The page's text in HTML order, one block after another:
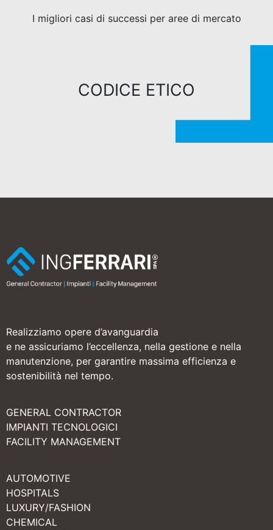
I migliori casi di successi per aree di mercato
CODICE ETICO
Realizziamo opere d’avanguardia
e ne assicuriamo l’eccellenza, nella gestione e nella
manutenzione, per garantire massima efficienza e
sostenibilità nel tempo.
GENERAL CONTRACTOR
IMPIANTI TECNOLOGICI
FACILITY MANAGEMENT
AUTOMOTIVE
HOSPITALS
LUXURY/FASHION
CHEMICAL